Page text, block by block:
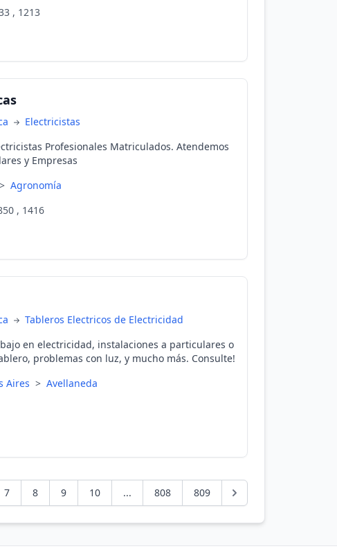
, 1213
Electricistas
Profesionales Matriculados. Atendemos
y Empresas
> Agronomía
, 1416
Tableros Electricos de Electricidad
en electricidad, instalaciones a particulares o
problemas con luz, y mucho más. Consulte!
Aires > Avellaneda
7 8 9 10 ... 808 809